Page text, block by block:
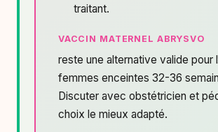
traitant.
VACCIN MATERNEL ABRYSVO
reste une alternative valide pour
femmes enceintes 32-36
Discuter avec obstétricien et
choix le mieux adapté.